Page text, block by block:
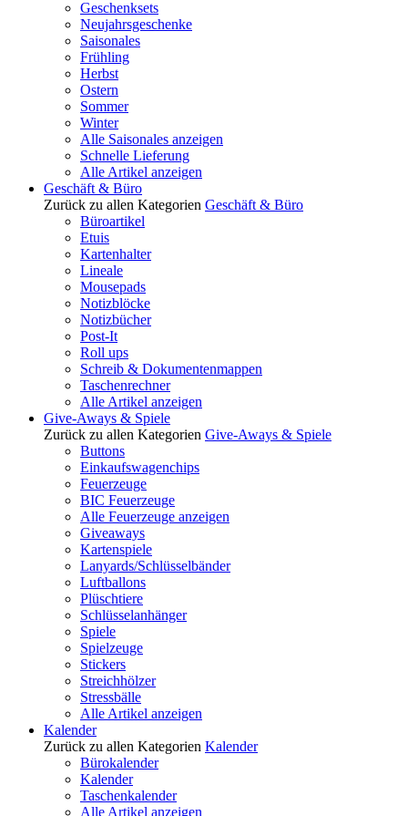
Geschenksets
Neujahrsgeschenke
Saisonales
Frühling
Herbst
Ostern
Sommer
Winter
Alle Saisonales anzeigen
Schnelle Lieferung
Alle Artikel anzeigen
Geschäft & Büro
Zurück zu allen Kategorien Geschäft & Büro
Büroartikel
Etuis
Kartenhalter
Lineale
Mousepads
Notizblöcke
Notizbücher
Post-It
Roll ups
Schreib & Dokumentenmappen
Taschenrechner
Alle Artikel anzeigen
Give-Aways & Spiele
Zurück zu allen Kategorien Give-Aways & Spiele
Buttons
Einkaufswagenchips
Feuerzeuge
BIC Feuerzeuge
Alle Feuerzeuge anzeigen
Giveaways
Kartenspiele
Lanyards/Schlüsselbänder
Luftballons
Plüschtiere
Schlüsselanhänger
Spiele
Spielzeuge
Stickers
Streichhölzer
Stressbälle
Alle Artikel anzeigen
Kalender
Zurück zu allen Kategorien Kalender
Bürokalender
Kalender
Taschenkalender
Alle Artikel anzeigen